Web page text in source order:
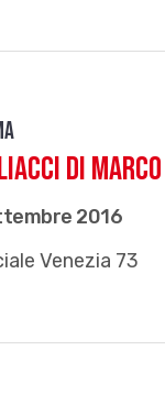
di
2016
Venezia 73